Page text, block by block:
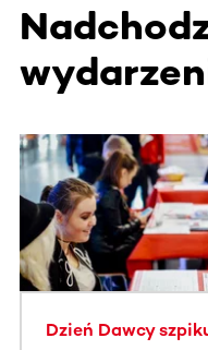
Ta sekcja zawiera
Dzień Dawcy